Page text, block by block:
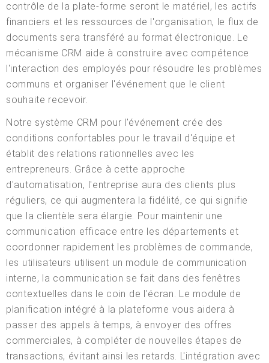
contrôle de la plate-forme seront le matériel, les actifs
financiers et les ressources de l'organisation, le flux de
documents sera transféré au format électronique. Le
mécanisme CRM aide à construire avec compétence
l'interaction des employés pour résoudre les problèmes
communs et organiser l'événement que le client
souhaite recevoir.
Notre système CRM pour l'événement crée des
conditions confortables pour le travail d'équipe et
établit des relations rationnelles avec les
entrepreneurs. Grâce à cette approche
d'automatisation, l'entreprise aura des clients plus
réguliers, ce qui augmentera la fidélité, ce qui signifie
que la clientèle sera élargie. Pour maintenir une
communication efficace entre les départements et
coordonner rapidement les problèmes de commande,
les utilisateurs utilisent un module de communication
interne, la communication se fait dans des fenêtres
contextuelles dans le coin de l'écran. Le module de
planification intégré à la plateforme vous aidera à
passer des appels à temps, à envoyer des offres
commerciales, à compléter de nouvelles étapes de
transactions, évitant ainsi les retards. L'intégration avec